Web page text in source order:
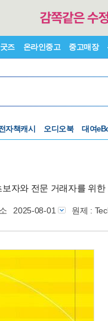
즈 온라인중고 중고매장
자책캐시 오디오북 대여
보자와 전문 거래자를 위
2025-08-01 원제 :